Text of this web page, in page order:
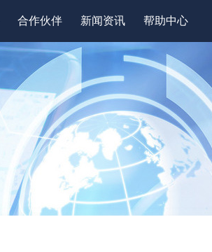
合作伙伴 新闻资讯 帮助中心